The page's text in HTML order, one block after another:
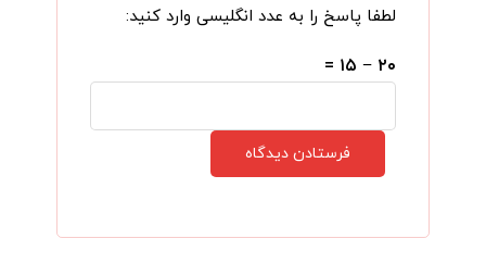
لطفا پاسخ را به عدد انگلیسی وارد کنید:
۲۰ − ۱۵ =